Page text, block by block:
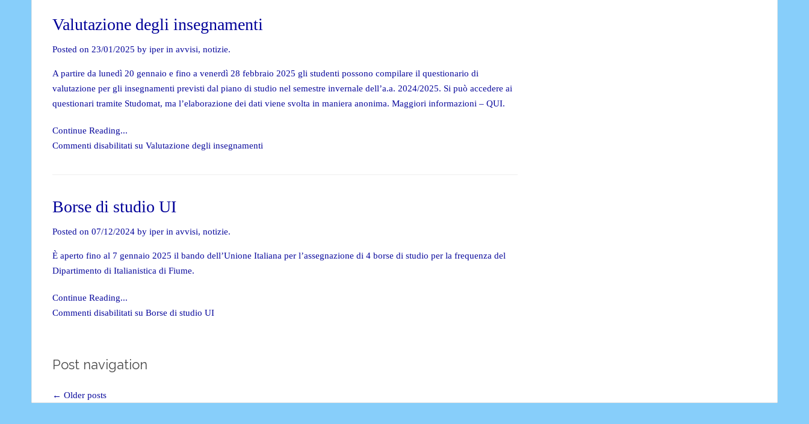
Valutazione degli insegnamenti
Posted on 23/01/2025 by iper in avvisi, notizie.
A partire da lunedì 20 gennaio e fino a venerdì 28 febbraio 2025 gli studenti possono compilare il questionario di
valutazione per gli insegnamenti previsti dal piano di studio nel semestre invernale dell’a.a. 2024/2025. Si può accedere ai
questionari tramite Studomat, ma l’elaborazione dei dati viene svolta in maniera anonima. Maggiori informazioni – QUI.
Continue Reading...
Commenti disabilitati su Valutazione degli insegnamenti
Borse di studio UI
Posted on 07/12/2024 by iper in avvisi, notizie.
È aperto fino al 7 gennaio 2025 il bando dell’Unione Italiana per l’assegnazione di 4 borse di studio per la frequenza del
Dipartimento di Italianistica di Fiume.
Continue Reading...
Commenti disabilitati su Borse di studio UI
Post navigation
← Older posts